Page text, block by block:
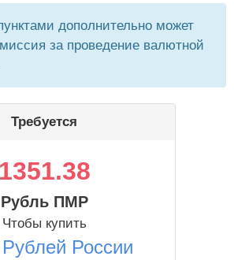
дополнительно может
за проведение валютной
Требуется
1351.38
Рубль ПМР
Чтобы купить
России